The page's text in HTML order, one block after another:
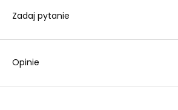
Zadaj pytanie
Opinie